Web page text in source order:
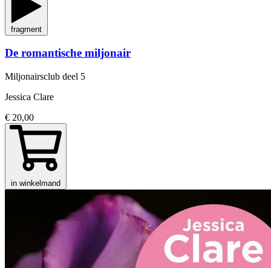
fragment
De romantische miljonair
Miljonairsclub deel 5
Jessica Clare
€ 20,00
in winkelmand